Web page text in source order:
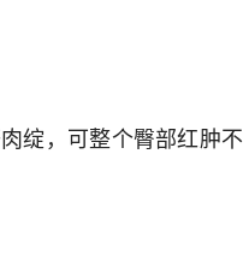
绽，可整个臀部红肿不